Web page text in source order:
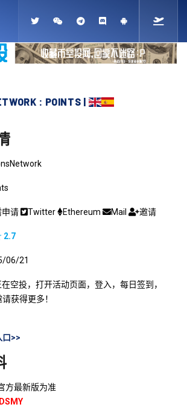
: POINTS |
申请 Twitter Ethereum Mail 邀请
2.7
06/21
空投，打开活动页面，登入，每日签到，
获得更多！
口>>
方最新版为准